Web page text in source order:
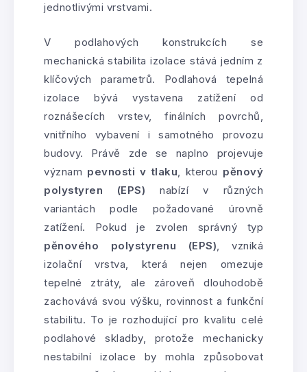
jednotlivými vrstvami.
V podlahových konstrukcích se
mechanická stabilita izolace stává jedním z
klíčových parametrů. Podlahová tepelná
izolace bývá vystavena zatížení od
roznášecích vrstev, finálních povrchů,
vnitřního vybavení i samotného provozu
budovy. Právě zde se naplno projevuje
význam pevnosti v tlaku, kterou pěnový
polystyren (EPS) nabízí v různých
variantách podle požadované úrovně
zatížení. Pokud je zvolen správný typ
pěnového polystyrenu (EPS), vzniká
izolační vrstva, která nejen omezuje
tepelné ztráty, ale zároveň dlouhodobě
zachovává svou výšku, rovinnost a funkční
stabilitu. To je rozhodující pro kvalitu celé
podlahové skladby, protože mechanicky
nestabilní izolace by mohla způsobovat